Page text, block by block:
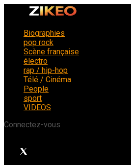
Biographies
pop rock
Scène française
électro
rap / hip-hop
Télé / Cinéma
People
sport
VIDEOS
Connectez-vous